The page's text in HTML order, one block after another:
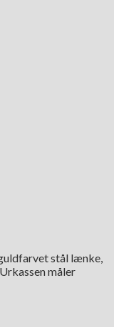
stål lænke,
måler